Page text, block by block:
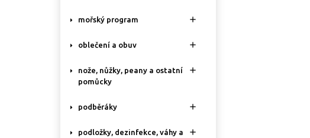
mořský program 
oblečení a obuv 
nože, nůžky, peany a ostatní
pomůcky

podběráky 
podložky, dezinfekce, váhy a
